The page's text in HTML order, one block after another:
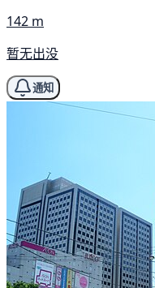
142 m
暂无出没
通知